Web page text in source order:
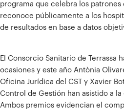
programa que celebra los patrones
reconoce públicamente a los
de resultados en base a datos
El Consorcio Sanitario de Terrassa
ocasiones y este año Antònia
Oficina Jurídica del CST y Xavier
Control de Gestión han asistido a
Ambos premios evidencian el